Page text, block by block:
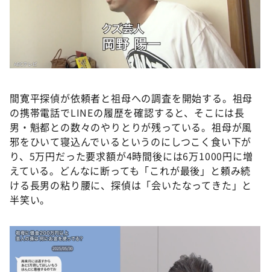
間寛平探偵が依頼者と祖母への調査を開始する。祖母
の携帯電話でLINEの履歴を確認すると、そこには長
男・魁都との数々のやりとりが残っている。祖母が風
邪をひいて寝込んでいるというのにしつこく食い下が
り、5万円だった要求額が4時間後には6万1000円に増
えている。どんなに断っても「これが最後」と頼み続
ける長男の粘り腰に、探偵は「会いたなってきた」と
半笑い。